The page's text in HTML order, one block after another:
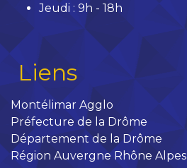
Jeudi : 9h - 18h
Liens
Montélimar Agglo
Préfecture de la Drôme
Département de la Drôme
Région Auvergne Rhône Alpes